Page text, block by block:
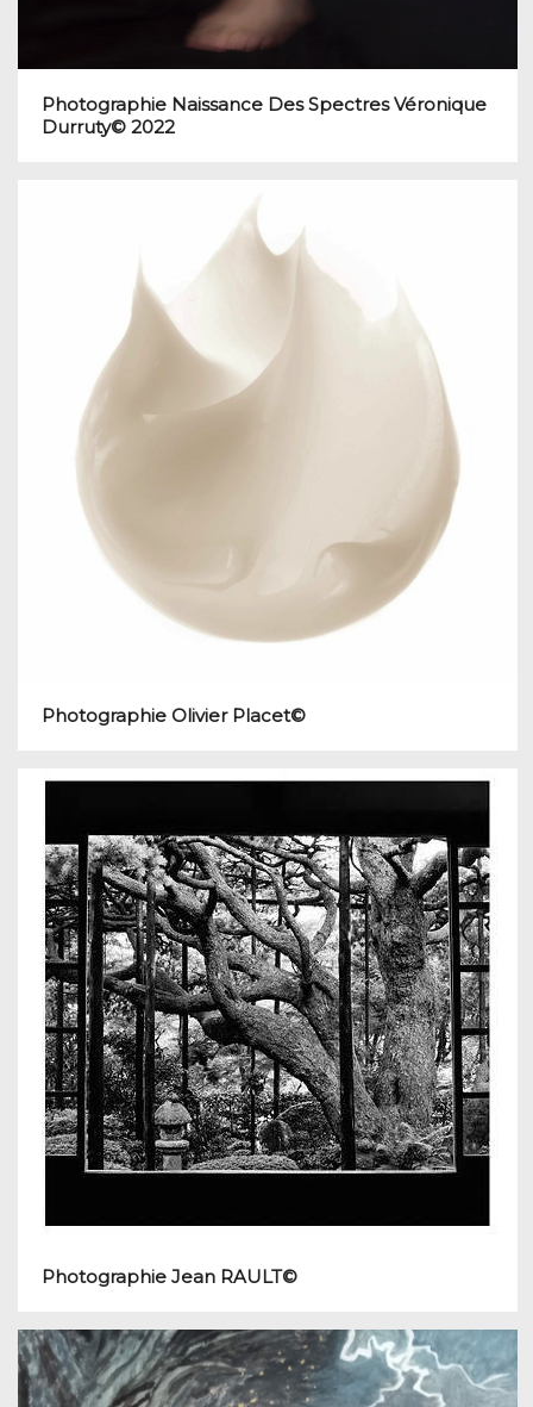
Photographie Naissance Des Spectres Véronique
Durruty© 2022
Photographie Olivier Placet©
Photographie Jean RAULT©